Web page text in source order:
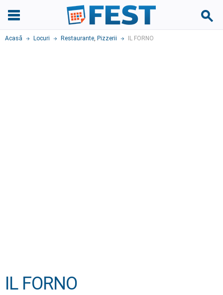
Acasă Locuri Restaurante, Pizzerii IL FORNO
IL FORNO